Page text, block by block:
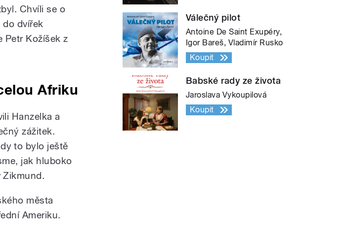
Chvíli se o
dvířek
Petr Kožíšek z
Afriku
Hanzelka a
zážitek.
to bylo ještě
jak hluboko
Zikmund.
města
Ameriku.
Válečný pilot
Antoine De Saint Exupéry,
Igor Bareš, Vladimír Rusko
Koupit
Babské rady ze života
Jaroslava Vykoupilová
Koupit